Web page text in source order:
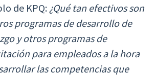
de KPQ: ¿Qué tan efectivos son
programas de desarrollo de
y otros programas de
para empleados a la hora
las competencias que